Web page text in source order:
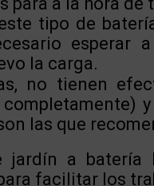
tipo de
esperar
la carga.
no tienen
las que
jardín a batería
facilitar los